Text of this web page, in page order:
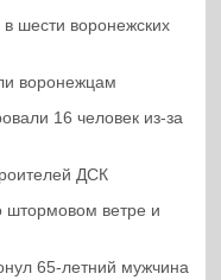
шести воронежских
воронежцам
16 человек из-за
ДСК
ветре и
65-летний мужчина